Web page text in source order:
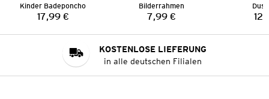
Kinder Badeponcho
Preis:
17,99 €
Bilderrahmen
Preis:
7,99 €
KOSTENLOSE LIEFERUNG
in alle deutschen Filialen